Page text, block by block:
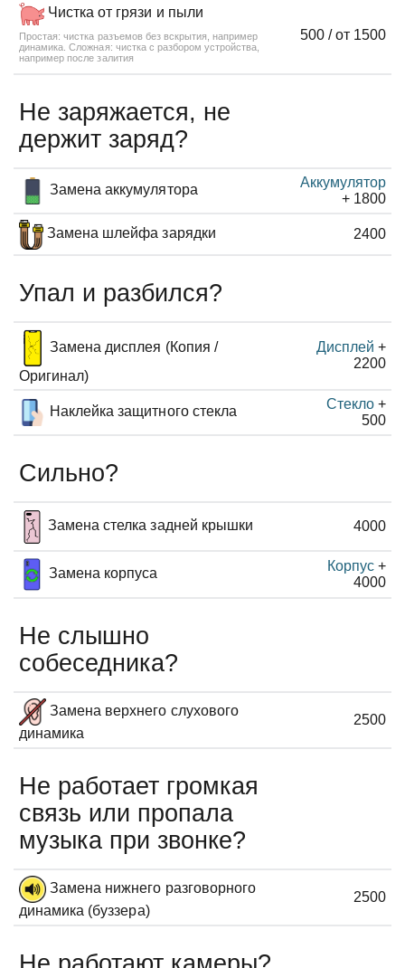
Чистка от грязи и пыли
Простая: чистка разъемов без вскрытия, например
динамика. Сложная: чистка с разбором устройства,
например после залития
500 / от 1500
Не заряжается, не
держит заряд?
Замена аккумулятора
Аккумулятор
+ 1800
Замена шлейфа зарядки 2400
Упал и разбился?
Замена дисплея (Копия /
Оригинал)
Дисплей +
2200
Наклейка защитного стекла Стекло+
500
Сильно?
Замена стелка задней крышки 4000
Замена корпуса Корпус+
4000
Не слышно
собеседника?
Замена верхнего слухового
динамика
2500
Не работает громкая
связь или пропала
музыка при звонке?
Замена нижнего разговорного
динамика (буззера)
2500